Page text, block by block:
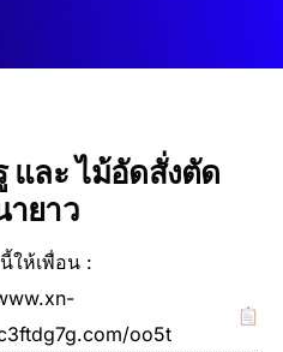
และ ไม้อัดสั่งตัด
ยาว
ให้เพื่อน :
oo5t